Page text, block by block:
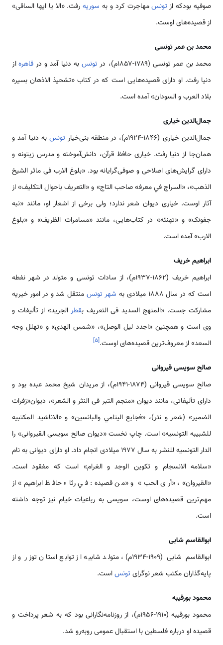
صوفیه بودکه از تونسمهاجرت کرد و به سوریهرفت. «الا یا ایها الساقی»
از قصیده‌های اوست.
محمد بن عمر تونسی
محمد بن عمر تونسی (۱۷۸۹-۱۸۵۷م)، در
تونسبه دنیا آمد و در قاهرهاز
دنیا رفت. او دارای قصیده‌هایی است که در کتاب «تشحیذ الاذهان بسیره
بلاد العرب و السودان» آمده است.
جمال‌الدین خیاری
جمال‌الدین خیاری (۱۸۴۶-۱۹۲۴م)، در منطقه بنی‌خیار
تونسبه دنیا آمد و
همان‌جا از دنیا رفت. خیاری حافظ قرآن، دانش‌آموخته و مدرس زیتونه و
دارای گرایش‌های اصلاحی و صوفی‌گرایانه بود. «بلوغ الارب فی ماثر الشیخ
الذهب»، «السراج في معرفه صاحب التاج» و «التعریف باحوال التکلیف» از
آثار اوست. خیاری دیوان شعر ندارد؛ ولی برخی از اشعار او، مانند «نبه
جفونک» و «تهنئه» در کتاب‌هایی، مانند «مسامرات الظریف» و «بلوغ
الارب» آمده است.
ابراهیم خریف
ابراهیم خریف (۱۸۶۲-۱۹۳۷م)، از سادات تونسی و متولد در شهر نفطه
است که در سال ۱۸۸۸ میلادی به
شهر تونسمنتقل شد و در امور خیریه
مشارکت جست. «المنهج السدید فی التعریف بقطر الجرید» از تألیفات و
وی است و همچنین «اجدد لیل الوصل»، «شمس الهدی» و «تهلل وجه
السعد» از معروف‌ترین قصیده‌های اوست.[۵]
صالح سویسی قیروانی
صالح سویسی قیروانی (۱۸۷۴-۱۹۴۱م)، از مریدان شیخ محمد عبده بود و
دارای تألیفاتی، مانند دیوان «منجم التبر فی النثر و الشعر»، دیوان«زفرات
الضمیر» (شعر و نثر)، «فجایع الیتامي والبائسین» و «الاناشید المکتبیه
للشبیبه التونسیه» است. چاپ نخست «دیوان صالح سویسی القیروانی» را
الدار التونسیه للنشر به سال ۱۹۷۷ میلادی انجام داد. او دارای دیوانی به نام
«سلامه الانسجام و تکوین الوجد و الغرام» است که مفقود است.
«القیروان»، «أری الحب» و «من قصیده: في رثاء حافظ ابراهیم» از
مهم‌ترین قصیده‌های اوست، سویسی به رباعیات خیام نیز توجه داشته
است.
ابوالقاسم شابی
ابوالقاسم شابی (۱۹۰۹-۱۹۳۴م)، متولد شابیه از توابع استان توزر و از
پایه‌گذاران مکتب شعر نوگرای تونساست.
محمود بورقیبه
محمود بورقیبه (۱۹۱۰-۱۹۵۶م)، از روزنامه‌نگارانی بود که به شعر پرداخت و
قصیده او درباره فلسطین با استقبال عمومی روبه‌رو شد.